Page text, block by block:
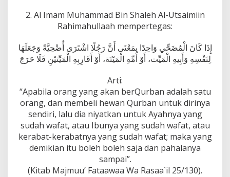
T
U
2. Al Imam Muhammad Bin Shaleh Al-Utsaimiin
Rahimahullaah mempertegas:
إِذَا كَانَ الْمُضَحِّي وَاحِدًا بِمَعْنَى أَنَّ رَجُلًا اشْتَرَى أُضْحِيَّةً وَجَعَلَهَا
لِنَفْسِهِ وَأَبِيهِ الْمَيِّت، أَوْ أُمِّهِ الْمَيْتَة، أَوْ أَقَارِبِهِ الْمَيِّتيْنِ فَلَا حَرَجَ
Arti:
“Apabila orang yang akan berQurban adalah satu
orang, dan membeli hewan Qurban untuk dirinya
sendiri, lalu dia niyatkan untuk Ayahnya yang
sudah wafat, atau Ibunya yang sudah wafat, atau
kerabat-kerabatnya yang sudah wafat; maka yang
demikian itu boleh boleh saja dan pahalanya
sampai”.
(Kitab Majmuu’ Fataawaa Wa Rasaa`il 25/130).